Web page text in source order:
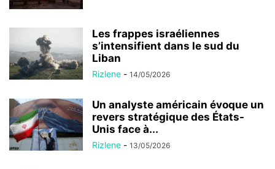
Les frappes israéliennes
s’intensifient dans le sud du
Liban
Rizlene - 14/05/2026
Un analyste américain évoque un
revers stratégique des États-
Unis face à...
Rizlene - 13/05/2026